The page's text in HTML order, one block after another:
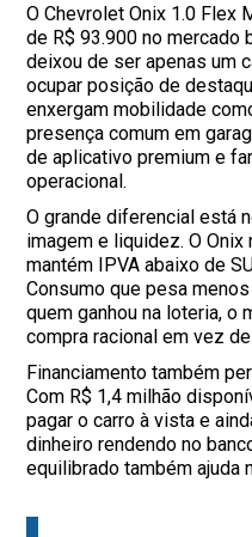
O Chevrolet Onix 1.0 Flex
de R$ 93.900 no mercado
deixou de ser apenas um
ocupar posição de
enxergam mobilidade
presença comum em
de aplicativo premium e
operacional.
O grande diferencial está
imagem e liquidez. O
mantém IPVA abaixo de
Consumo que pesa
quem ganhou na loteria, o
compra racional em vez
Financiamento também
Com R$ 1,4 milhão
pagar o carro à vista e
dinheiro rendendo no
equilibrado também ajuda